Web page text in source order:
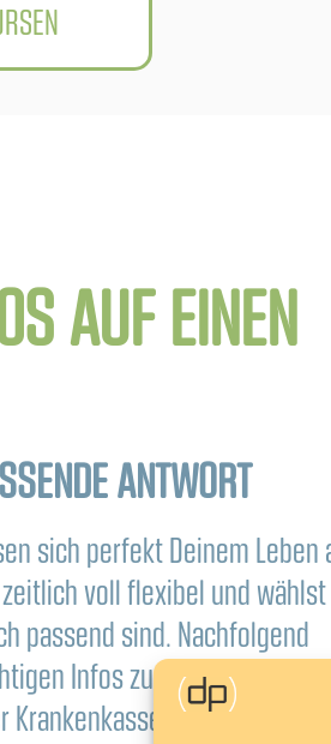
AUF EINEN
ANTWORT
sich perfekt Deinem Leben
voll flexibel und wählst
passend sind. Nachfolgend
Infos zu den Kursen, zu
und vieles